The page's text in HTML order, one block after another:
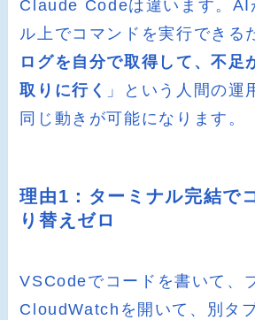
Claude Codeは違います。AI
ル上でコマンドを実行できる
ログを自分で取得して、不足
取りに行く 」という人間の運
同じ動きが可能になります。
理由1：ターミナル完結で
り替えゼロ
VSCodeでコードを書いて、
CloudWatchを開いて、別タ